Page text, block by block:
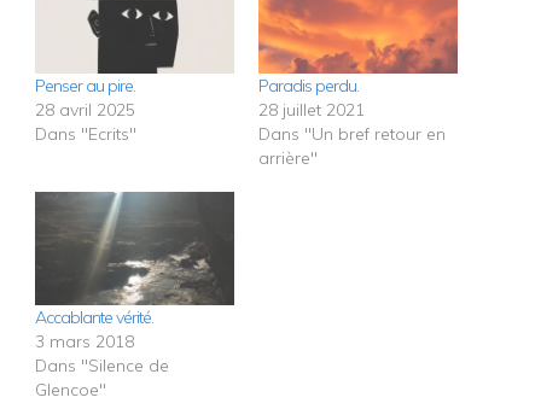
Penser au pire.
28 avril 2025
Dans "Ecrits"
Paradis perdu.
28 juillet 2021
Dans "Un bref retour en
arrière"
Accablante vérité.
3 mars 2018
Dans "Silence de
Glencoe"